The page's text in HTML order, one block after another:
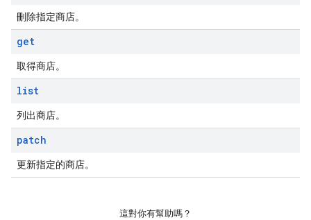
刪除指定商店。
get
取得商店。
list
列出商店。
patch
更新指定的商店。
這對你有幫助嗎？